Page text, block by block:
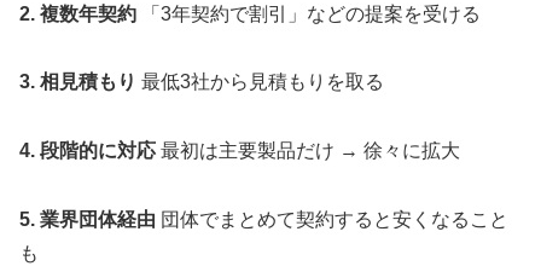
2. 複数年契約 「3年契約で割引」などの提案を受ける
3. 相見積もり 最低3社から見積もりを取る
4. 段階的に対応 最初は主要製品だけ → 徐々に拡大
5. 業界団体経由 団体でまとめて契約すると安くなること
も